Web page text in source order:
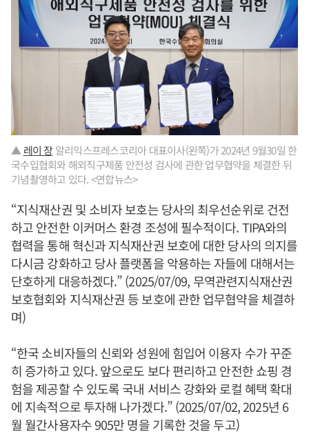
▲ 레이 장알리익스프레스코리아 대표이사(왼쪽)가 2024년 9월30일 한
국수입협회와 해외직구제품 안전성 검사에 관한 업무협약을 체결한 뒤
기념촬영하고 있다. <연합뉴스>
“지식재산권 및 소비자 보호는 당사의 최우선순위로 건전
하고 안전한 이커머스 환경 조성에 필수적이다. TIPA와의
협력을 통해 혁신과 지식재산권 보호에 대한 당사의 의지를
다시금 강화하고 당사 플랫폼을 악용하는 자들에 대해서는
단호하게 대응하겠다.” (2025/07/09, 무역관련지식재산권
보호협회와 지식재산권 등 보호에 관한 업무협약을 체결하
며)
“한국 소비자들의 신뢰와 성원에 힘입어 이용자 수가 꾸준
히 증가하고 있다. 앞으로도 보다 편리하고 안전한 쇼핑 경
험을 제공할 수 있도록 국내 서비스 강화와 로컬 혜택 확대
에 지속적으로 투자해 나가겠다.” (2025/07/02, 2025년 6
월 월간사용자수 905만 명을 기록한 것을 두고)